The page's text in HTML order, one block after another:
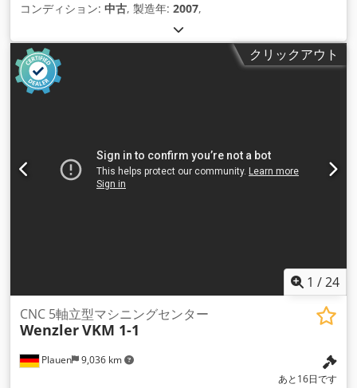
コンディション: 中古, 製造年: 2007,
クリックアウト
1 /24
Plauen 9,036 km
CNC 5軸立型マシニングセンター
WenzlerVKM 1-1
あと16日です